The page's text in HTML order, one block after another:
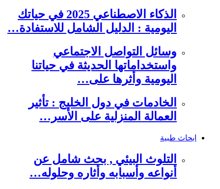
الذكاء الاصطناعي 2025 في حياتك
اليومية : الدليل الشامل للاستفادة…
وسائل التواصل الاجتماعي
واستخداماتها الحديثة في حياتنا
اليومية وأثرها على…
الخادمات في دول الخليج : تأثير
العمالة المنزلية على الأسر…
ابحاث طبية
التلوث البيئي , بحث شامل عن
أنواعه وأسبابه وأثاره وحلوله…